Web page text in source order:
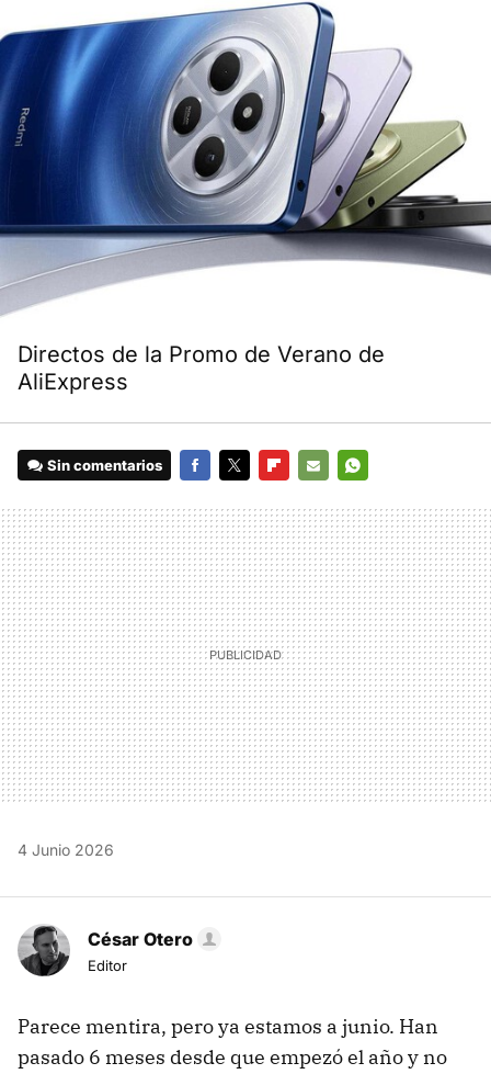
Directos de la Promo de Verano de
AliExpress
Sin comentarios
MAIL
4 Junio 2026
César Otero
Editor
Parece mentira, pero ya estamos a junio. Han
pasado 6 meses desde que empezó el año y no